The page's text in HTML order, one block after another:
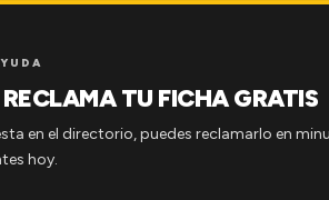
TU FICHA GRATIS
en el directorio, puedes reclamarlo en
hoy.